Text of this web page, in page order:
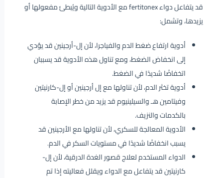
قد يتفاعل دواء fertitonex مع الأدوية التالية ويُبطئ مفعولها أو
يزيدها، وتشمل:
أدوية ارتفاع ضغط الدم والفياجرا، لأن إل-أرجينين قد يؤدي
إلى انخفاض الضغط، ومع تناول هذه الأدوية قد يسببان
اتخفاضًا شديدًا في الضغط.
أدوية تخثر الدم، لأن تناولها مع إل أرجينين أو إل-كارنيتين
وفيتامين هـ والسيلينيوم قد يزيد من خطر الإصابة
بالكدمات والنزيف.
الأدوية المعالجة للسكري، لأن تناولها مع الأرجينين قد
يسبب انخفاضًا شديدًا في مستويات السكر في الدم.
الدواء المستخدم لعلاج قصور الغدة الدرقية، لأن إل-
كارنيتين قد يتفاعل مع الدواء ويقلل فعاليته إذا تم